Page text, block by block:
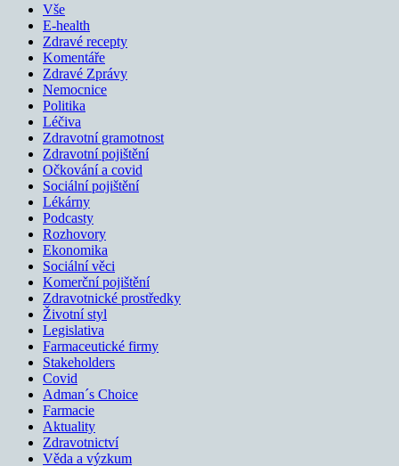
Vše
E-health
Zdravé recepty
Komentáře
Zdravé Zprávy
Nemocnice
Politika
Léčiva
Zdravotní gramotnost
Zdravotní pojištění
Očkování a covid
Sociální pojištění
Lékárny
Podcasty
Rozhovory
Ekonomika
Sociální věci
Komerční pojištění
Zdravotnické prostředky
Životní styl
Legislativa
Farmaceutické firmy
Stakeholders
Covid
Adman´s Choice
Farmacie
Aktuality
Zdravotnictví
Věda a výzkum